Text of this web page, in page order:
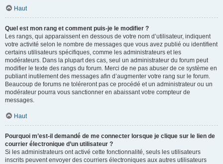
Haut
Quel est mon rang et comment puis-je le modifier ?
Les rangs, qui apparaissent en dessous de votre nom d’utilisateur, indiquent
votre activité selon le nombre de messages que vous avez publié ou identifient
certains utilisateurs spécifiques, comme les administrateurs et les
modérateurs. Dans la plupart des cas, seul un administrateur du forum peut
modifier le texte des rangs du forum. Merci de ne pas abuser de ce système en
publiant inutilement des messages afin d’augmenter votre rang sur le forum.
Beaucoup de forums ne toléreront pas ce procédé et un administrateur ou un
modérateur pourra vous sanctionner en abaissant votre compteur de
messages.
Haut
Pourquoi m’est-il demandé de me connecter lorsque je clique sur le lien de
courrier électronique d’un utilisateur ?
Si les administrateurs ont activé cette fonctionnalité, seuls les utilisateurs
inscrits peuvent envoyer des courriers électroniques aux autres utilisateurs